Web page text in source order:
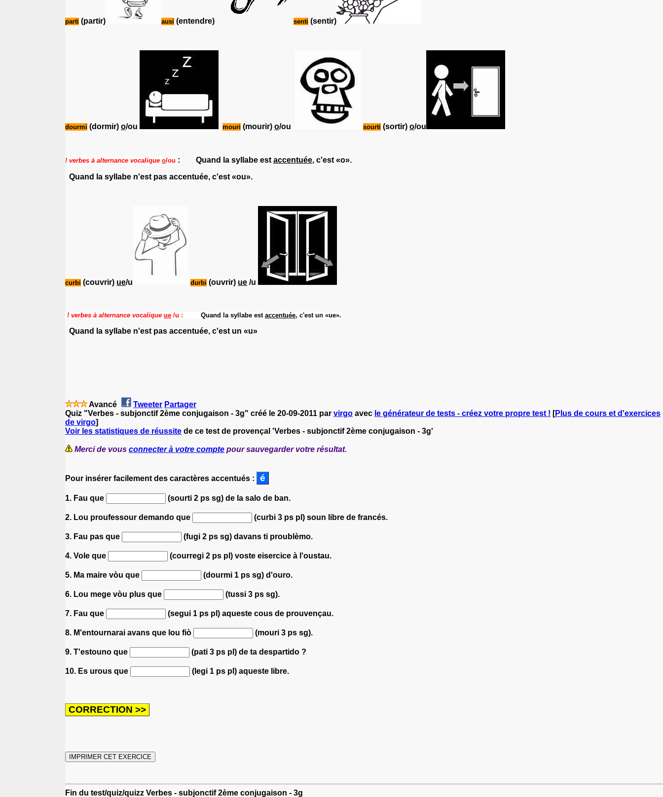
parti (partir) ausi (entendre) senti (sentir)
dourmi (dormir) o/ou mouri (mourir) o/ou sourti (sortir) o/ou
! verbes à alternance vocalique o/ou : Quand la syllabe est accentuée, c'est «o».
Quand la syllabe n'est pas accentuée, c'est «ou».
curbi (couvrir) ue/u durbi (ouvrir) ue /u
! verbes à alternance vocalique ue /u : Quand la syllabe est accentuée, c'est un «ue».
Quand la syllabe n'est pas accentuée, c'est un «u»
Avancé Tweeter Partager
Quiz "Verbes - subjonctif 2ème conjugaison - 3g" créé le 20-09-2011 par virgo avec le générateur de tests - créez votre propre test ! [Plus de cours et d'exercices
de virgo]
Voir les statistiques de réussite de ce test de provençal 'Verbes - subjonctif 2ème conjugaison - 3g'
Merci de vous connecter à votre compte pour sauvegarder votre résultat.
Pour insérer facilement des caractères accentués :
1. Fau que (sourti 2 ps sg) de la salo de ban.
2. Lou proufessour demando que (curbi 3 ps pl) soun libre de francés.
3. Fau pas que (fugi 2 ps sg) davans ti proublèmo.
4. Vole que (courregi 2 ps pl) voste eisercice à l'oustau.
5. Ma maire vòu que (dourmi 1 ps sg) d'ouro.
6. Lou mege vòu plus que (tussi 3 ps sg).
7. Fau que (segui 1 ps pl) aqueste cous de prouvençau.
8. M'entournarai avans que lou fiò (mouri 3 ps sg).
9. T'estouno que (pati 3 ps pl) de ta despartido ?
10. Es urous que (legi 1 ps pl) aqueste libre.
Fin du test/quiz/quizz Verbes - subjonctif 2ème conjugaison - 3g